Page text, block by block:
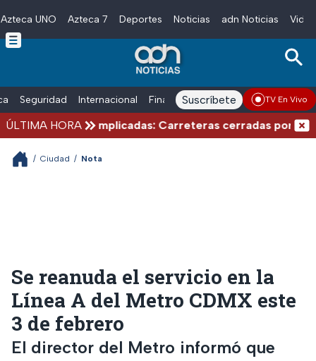
Skip to main content
Azteca UNO Azteca 7 Deportes Noticias adn Noticias
Seguridad Internacional Finanzas adn Noticias Radio
Suscríbete TV En Vivo
ÚLTIMA HORA
de verano complicadas: Carreteras cerradas por
/ Ciudad / Nota
Se reanuda el servicio en la
Línea A del Metro CDMX este
3 de febrero
El director del Metro informó que